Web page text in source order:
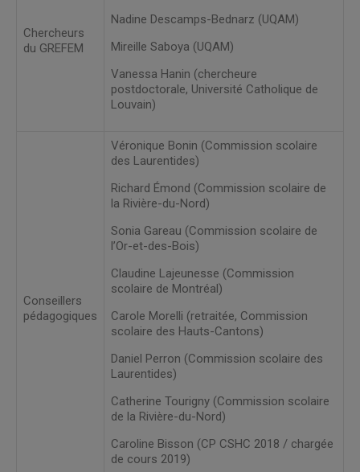
Chercheurs
du GREFEM
Nadine Descamps-Bednarz (UQAM)
Mireille Saboya (UQAM)
Vanessa Hanin (chercheure
postdoctorale, Université Catholique de
Louvain)
Conseillers
pédagogiques
Véronique Bonin (Commission scolaire
des Laurentides)
Richard Émond (Commission scolaire de
la Rivière-du-Nord)
Sonia Gareau (Commission scolaire de
l’Or-et-des-Bois)
Claudine Lajeunesse (Commission
scolaire de Montréal)
Carole Morelli (retraitée, Commission
scolaire des Hauts-Cantons)
Daniel Perron (Commission scolaire des
Laurentides)
Catherine Tourigny (Commission scolaire
de la Rivière-du-Nord)
Caroline Bisson (CP CSHC 2018 / chargée
de cours 2019)